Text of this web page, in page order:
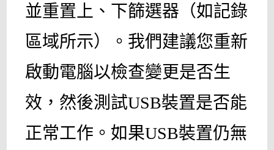
並重置上、下篩選器（如記錄
區域所示）。我們建議您重新
啟動電腦以檢查變更是否生
效，然後測試USB裝置是否能
正常工作。如果USB裝置仍無